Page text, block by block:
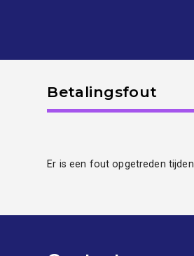
Betalingsfout
Er is een fout opgetreden